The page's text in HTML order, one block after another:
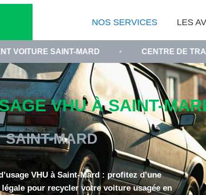
NOS SERVICES LES
MARD • CENTRE DE TRAITEMENT VHU
VHU À SAINT-
SAINT-MARD
VHU à Saint-Mard : profitez d’une
pour recycler votre voiture usagée en